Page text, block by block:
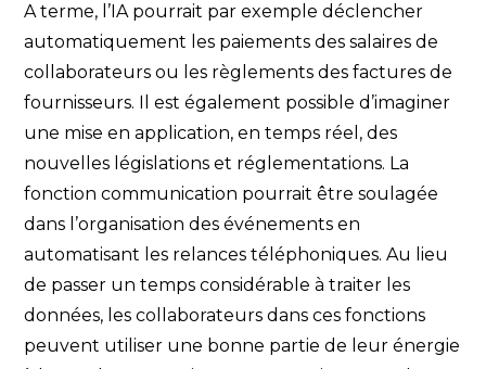
A terme, l’IA pourrait par exemple déclencher
automatiquement les paiements des salaires de
collaborateurs ou les règlements des factures de
fournisseurs. Il est également possible d’imaginer
une mise en application, en temps réel, des
nouvelles législations et réglementations. La
fonction communication pourrait être soulagée
dans l’organisation des événements en
automatisant les relances téléphoniques. Au lieu
de passer un temps considérable à traiter les
données, les collaborateurs dans ces fonctions
peuvent utiliser une bonne partie de leur énergie